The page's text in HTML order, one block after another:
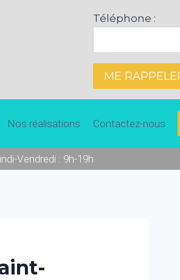
Téléphone :
Nos réalisations Contactez-nous
Vendredi : 9h-19h